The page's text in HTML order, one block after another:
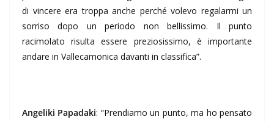
di vincere era troppa anche perché volevo regalarmi un
sorriso dopo un periodo non bellissimo. Il punto
racimolato risulta essere preziosissimo, è importante
andare in Vallecamonica davanti in classifica”.
Angeliki Papadaki: “Prendiamo un punto, ma ho pensato